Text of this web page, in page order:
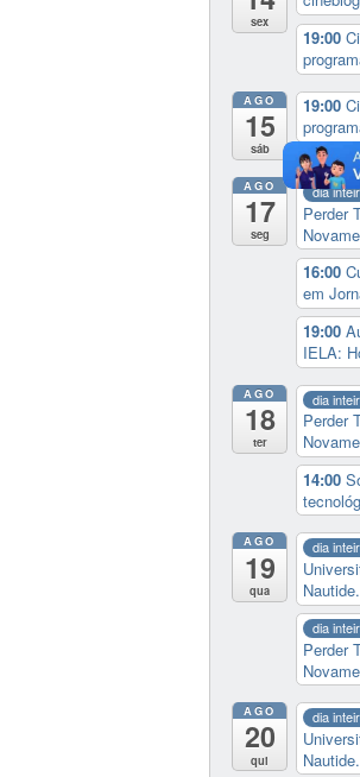
sex
19:00
AGO
15
sáb
19:00
AGO
17
seg
dia
Perder
16:00
em
19:00
IELA:
AGO
18
ter
dia
Perder
14:00
AGO
19
qua
dia
dia
Perder
AGO
20
qui
dia